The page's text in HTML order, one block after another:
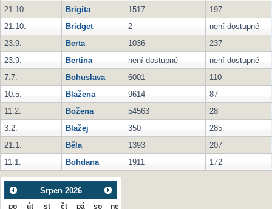
21.10.
Brigita 1517
197
21.10.
Bridget 2
není dostupné
23.9.
Berta 1036
237
23.9.
Bertina není dostupné
není dostupné
7.7.
Bohuslava 6001
110
10.5.
Blažena 9614
87
11.2.
Božena 54563
28
3.2.
Blažej 350
285
21.1.
Běla 1393
207
11.1.
Bohdana 1911 172
Srpen 2026
po út st čt pá so ne